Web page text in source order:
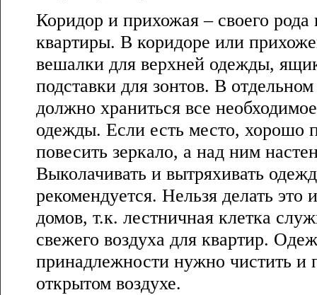
Коридор и прихожая – своего рода
квартиры. В коридоре или
вешалки для верхней одежды,
подставки для зонтов. В
должно храниться все
одежды. Если есть место, хорошо
повесить зеркало, а над ним
Выколачивать и вытряхивать
рекомендуется. Нельзя делать
домов, т.к. лестничная клетка
свежего воздуха для квартир.
принадлежности нужно чистить и
открытом воздухе.